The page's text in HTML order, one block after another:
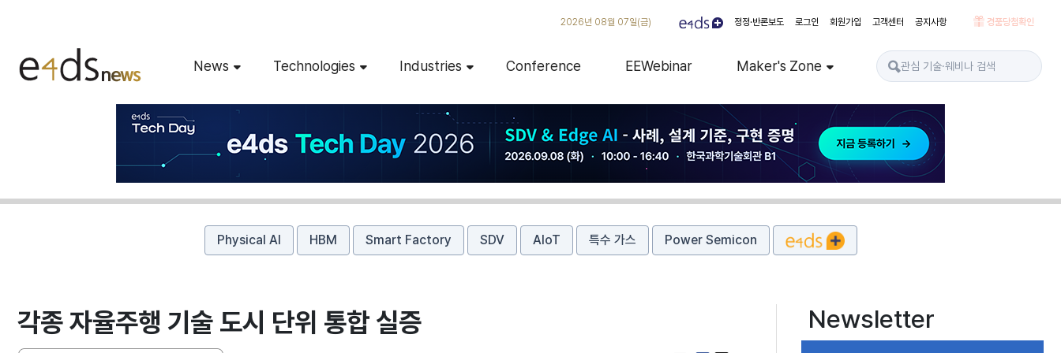
2026년 08월 07일(금) 정정·반론보도 로그인 회원가입 고객센터 공지사항 경품당첨확인
News Technologies Industries Conference EEWebinar Maker's Zone
Physical AI HBM Smart Factory SDV AIoT 특수 가스 Power Semicon
각종 자율주행 기술 도시 단위 통합 실증 Newsletter